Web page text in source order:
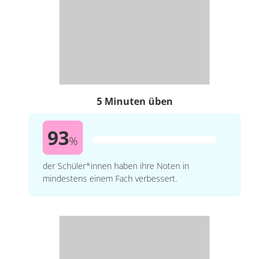
5 Minuten üben
93%
der Schüler*innen haben ihre Noten in
mindestens einem Fach verbessert.